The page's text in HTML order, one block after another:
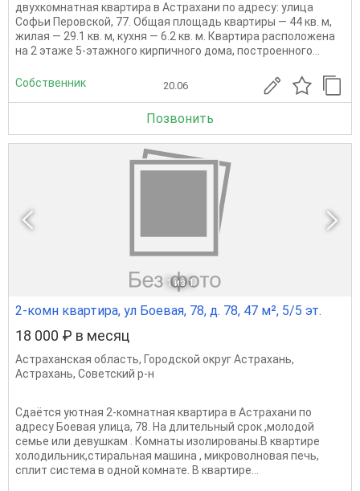
двухкомнатная квартира в Астрахани по адресу: улица
Софьи Перовской, 77. Общая площадь квартиры — 44 кв. м,
жилая — 29.1 кв. м, кухня — 6.2 кв. м. Квартира расположена
на 2 этаже 5-этажного кирпичного дома, построенного...
Собственник 20.06
Позвонить
1 из 1
2-комн квартира, ул Боевая, 78, д. 78, 47 м², 5/5 эт.
18 000 ₽ в месяц
Астраханская область, Городской округ Астрахань,
Астрахань, Советский р-н
Сдаётся уютная 2-комнатная квартира в Астрахани по
адресу Боевая улица, 78. На длительный срок ,молодой
семье или девушкам . Комнаты изолированы.В квартире
холодильник,стиральная машина , микроволновая печь,
сплит система в одной комнате. В квартире...